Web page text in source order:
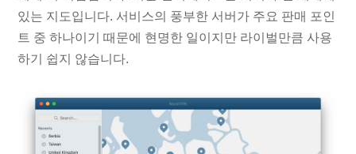
있는 지도입니다. 서비스의 풍부한 서버가 주요 판매 포인
트 중 하나이기 때문에 현명한 일이지만 라이벌만큼 사용
하기 쉽지 않습니다.